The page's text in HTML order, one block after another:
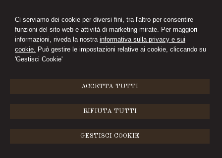
Ci serviamo dei cookie per diversi fini, tra l'altro per consentire
funzioni del sito web e attività di marketing mirate. Per maggiori
informazioni, riveda la nostra informativa sulla privacy e sui
cookie. Può gestire le impostazioni relative ai cookie, cliccando su
'Gestisci Cookie'
ACCETTA TUTTI
RIFIUTA TUTTI
GESTISCI COOKIE
ELEONORA PINI
STUDIO LEGALE